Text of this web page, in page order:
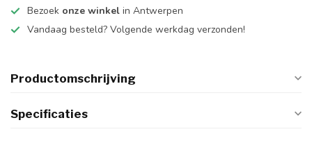
Bezoek onze winkel in Antwerpen
Vandaag besteld? Volgende werkdag verzonden!
Productomschrijving
Specificaties